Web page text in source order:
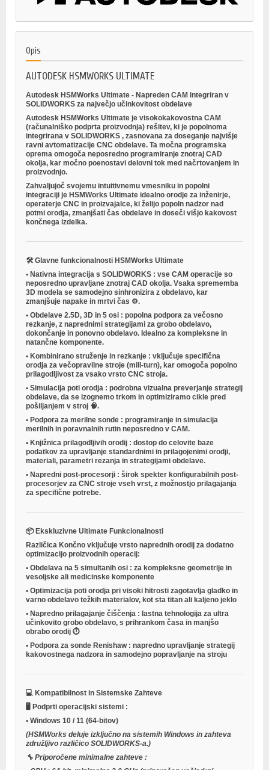
Opis
AUTODESK HSMWORKS ULTIMATE
Autodesk HSMWorks Ultimate - Napreden CAM integriran v
SOLIDWORKS za največjo učinkovitost obdelave
Autodesk HSMWorks Ultimate je visokokakovostna CAM
(računalniško podprta proizvodnja) rešitev, ki je popolnoma
integrirana v SOLIDWORKS , zasnovana za doseganje najvišje
ravni avtomatizacije CNC obdelave. Ta močna programska
oprema omogoča neposredno programiranje znotraj CAD
okolja, kar močno poenostavi delovni tok med načrtovanjem in
proizvodnjo.
Zahvaljujoč svojemu intuitivnemu vmesniku in popolni
integraciji je HSMWorks Ultimate idealno orodje za inženirje,
operaterje CNC in proizvajalce, ki želijo popoln nadzor nad
potmi orodja, zmanjšati čas obdelave in doseči višjo kakovost
končnega izdelka.
🛠Glavne funkcionalnosti HSMWorks Ultimate
• Nativna integracija s SOLIDWORKS : vse CAM operacije so
neposredno upravljane znotraj CAD okolja. Vsaka sprememba
3D modela se samodejno sinhronizira z obdelavo, kar
zmanjšuje napake in mrtvi čas ⚙️.
• Obdelave 2.5D, 3D in 5 osi : popolna podpora za večosno
rezkanje, z naprednimi strategijami za grobo obdelavo,
dokončanje in ponovno obdelavo. Idealno za kompleksne in
natančne komponente.
• Kombinirano struženje in rezkanje : vključuje specifična
orodja za večopravilne stroje (mill-turn), kar omogoča popolno
prilagodljivost za vsako vrsto CNC stroja.
• Simulacija poti orodja : podrobna vizualna preverjanje strategij
obdelave, da se izognemo trkom in optimiziramo cikle pred
pošiljanjem v stroj 🧠.
• Podpora za merilne sonde : programiranje in simulacija
merilnih in poravnalnih rutin neposredno v CAM.
• Knjižnica prilagodljivih orodij : dostop do celovite baze
podatkov za upravljanje standardnimi in prilagojenimi orodji,
materiali, parametri rezanja in strategijami obdelave.
• Napredni post-procesorji : širok spekter konfigurabilnih post-
procesorjev za CNC stroje vseh vrst, z možnostjo prilagajanja
za specifične potrebe.
📦 Ekskluzivne Ultimate Funkcionalnosti
Različica Končno vključuje vrsto naprednih orodij za dodatno
optimizacijo proizvodnih operacij:
• Obdelava na 5 simultanih osi : za kompleksne geometrije in
vesoljske ali medicinske komponente
• Optimizacija poti orodja pri visoki hitrosti zagotavlja gladko in
varno obdelavo težkih materialov, kot sta titan ali kaljeno jeklo
• Napredno prilagajanje čiščenja : lastna tehnologija za ultra
učinkovito grobo obdelavo, s prihrankom časa in manjšo
obrabo orodij ⏱️
• Podpora za sonde Renishaw : napredno upravljanje strategij
kakovostnega nadzora in samodejno popravljanje na stroju
💻 Kompatibilnost in Sistemske Zahteve
🖥️ Podprti operacijski sistemi :
• Windows 10 / 11 (64-bitov)
(HSMWorks deluje izključno na sistemih Windows in zahteva
združljivo različico SOLIDWORKS-a.)
🔧 Priporočene minimalne zahteve :